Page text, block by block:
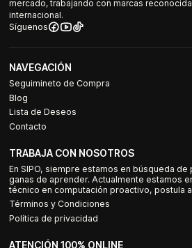
mercado, trabajando con marcas
internacional.
Síguenos
NAVEGACIÓN
Seguimineto de Compra
Blog
Lista de Deseos
Contacto
TRABAJA CON NOSOTROS
En SIPO, siempre estamos en búsqueda
ganas de aprender. Actualmente estamos
técnico en computación proactivo, postula
Términos y Condiciones
Política de privacidad
ATENCIÓN 100% ONLINE